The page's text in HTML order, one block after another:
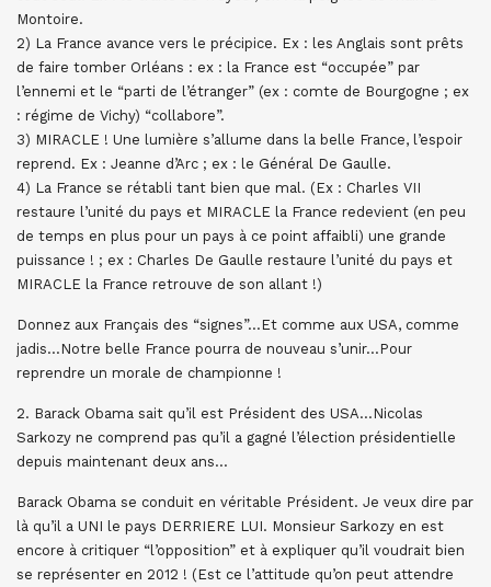
Montoire.
2) La France avance vers le précipice. Ex : les Anglais sont prêts
de faire tomber Orléans : ex : la France est “occupée” par
l’ennemi et le “parti de l’étranger” (ex : comte de Bourgogne ; ex
: régime de Vichy) “collabore”.
3) MIRACLE ! Une lumière s’allume dans la belle France, l’espoir
reprend. Ex : Jeanne d’Arc ; ex : le Général De Gaulle.
4) La France se rétabli tant bien que mal. (Ex : Charles VII
restaure l’unité du pays et MIRACLE la France redevient (en peu
de temps en plus pour un pays à ce point affaibli) une grande
puissance ! ; ex : Charles De Gaulle restaure l’unité du pays et
MIRACLE la France retrouve de son allant !)
Donnez aux Français des “signes”…Et comme aux USA, comme
jadis…Notre belle France pourra de nouveau s’unir…Pour
reprendre un morale de championne !
2. Barack Obama sait qu’il est Président des USA…Nicolas
Sarkozy ne comprend pas qu’il a gagné l’élection présidentielle
depuis maintenant deux ans…
Barack Obama se conduit en véritable Président. Je veux dire par
là qu’il a UNI le pays DERRIERE LUI. Monsieur Sarkozy en est
encore à critiquer “l’opposition” et à expliquer qu’il voudrait bien
se représenter en 2012 ! (Est ce l’attitude qu’on peut attendre